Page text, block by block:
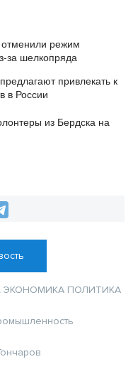
отменили режим
за шелкопряда
привлекать к
в России
из Бердска на
ЭКОНОМИКА ПОЛИТИКА